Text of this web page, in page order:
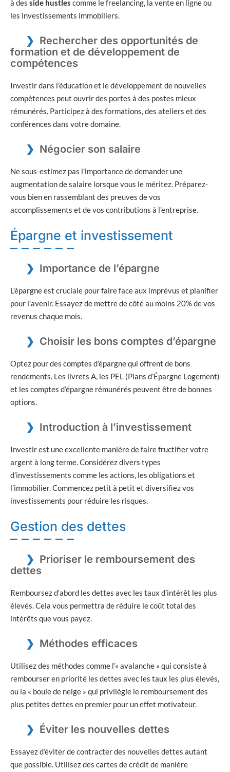
à des side hustles comme le freelancing, la vente en ligne ou
les investissements immobiliers.
Rechercher des opportunités de
formation et de développement de
compétences
Investir dans l’éducation et le développement de nouvelles
compétences peut ouvrir des portes à des postes mieux
rémunérés. Participez à des formations, des ateliers et des
conférences dans votre domaine.
Négocier son salaire
Ne sous-estimez pas l’importance de demander une
augmentation de salaire lorsque vous le méritez. Préparez-
vous bien en rassemblant des preuves de vos
accomplissements et de vos contributions à l’entreprise.
Épargne et investissement
Importance de l’épargne
L’épargne est cruciale pour faire face aux imprévus et planifier
pour l’avenir. Essayez de mettre de côté au moins 20% de vos
revenus chaque mois.
Choisir les bons comptes d’épargne
Optez pour des comptes d’épargne qui offrent de bons
rendements. Les livrets A, les PEL (Plans d’Épargne Logement)
et les comptes d’épargne rémunérés peuvent être de bonnes
options.
Introduction à l’investissement
Investir est une excellente manière de faire fructifier votre
argent à long terme. Considérez divers types
d’investissements comme les actions, les obligations et
l’immobilier. Commencez petit à petit et diversifiez vos
investissements pour réduire les risques.
Gestion des dettes
Prioriser le remboursement des
dettes
Remboursez d’abord les dettes avec les taux d’intérêt les plus
élevés. Cela vous permettra de réduire le coût total des
intérêts que vous payez.
Méthodes efficaces
Utilisez des méthodes comme l’« avalanche » qui consiste à
rembourser en priorité les dettes avec les taux les plus élevés,
ou la « boule de neige » qui privilégie le remboursement des
plus petites dettes en premier pour un effet motivateur.
Éviter les nouvelles dettes
Essayez d’éviter de contracter des nouvelles dettes autant
que possible. Utilisez des cartes de crédit de manière